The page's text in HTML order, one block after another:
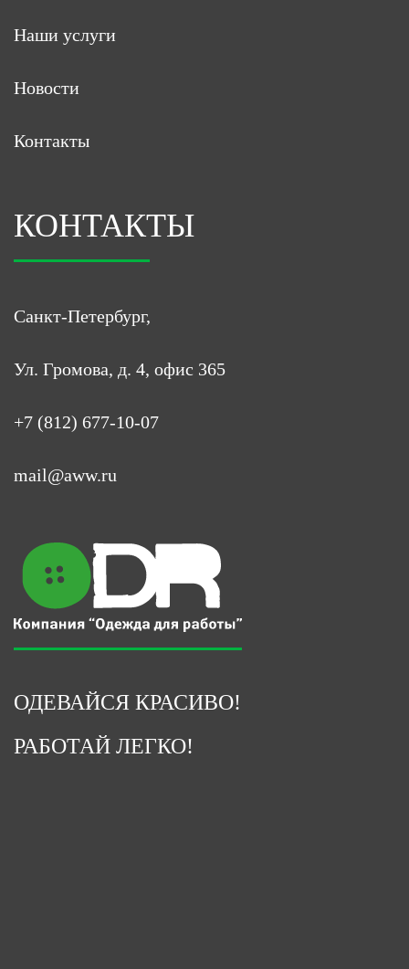
Наши услуги
Новости
Контакты
КОНТАКТЫ
Санкт-Петербург,
Ул. Громова, д. 4, офис 365
+7 (812) 677-10-07
mail@aww.ru
ОДЕВАЙСЯ КРАСИВО!
РАБОТАЙ ЛЕГКО!